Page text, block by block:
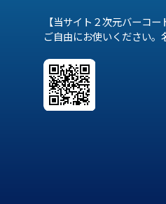
【当サイト２次元バーコー
ご自由にお使いください。